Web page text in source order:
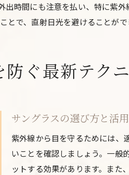
時間にも注意を払い、特に紫
で、直射日光を避けることが
ぐ最新テク
サングラスの選び方と活
紫外線から目を守るためには、
いことを確認しましょう。一般
ットする効果があります。また